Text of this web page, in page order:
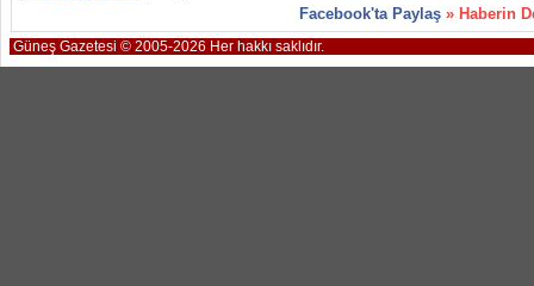
Facebook'ta Paylaş » Haberin
Güneş Gazetesi © 2005-2026 Her hakkı saklıdır.